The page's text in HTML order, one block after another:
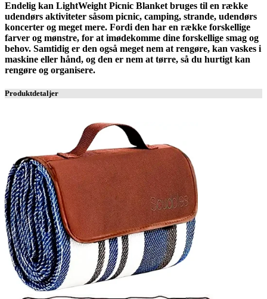
Endelig kan LightWeight Picnic Blanket bruges til en række
udendørs aktiviteter såsom picnic, camping, strande, udendørs
koncerter og meget mere. Fordi den har en række forskellige
farver og mønstre, for at imødekomme dine forskellige smag og
behov. Samtidig er den også meget nem at rengøre, kan vaskes i
maskine eller hånd, og den er nem at tørre, så du hurtigt kan
rengøre og organisere.
Produktdetaljer